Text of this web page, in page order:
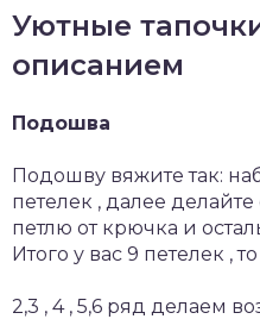
Уютные
описанием
Подошва
Подошву вяжите так:
петелек , далее
петлю от крючка и
Итого у вас 9 петелек ,
2,3 , 4 , 5,6 ряд делаем